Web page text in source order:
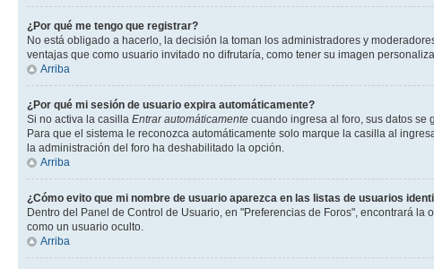
¿Por qué me tengo que registrar?
No está obligado a hacerlo, la decisión la toman los administradores y
ventajas que como usuario invitado no difrutaría, como tener su imagen
Arriba
¿Por qué mi sesión de usuario expira automáticamente?
Si no activa la casilla Entrar automáticamente cuando ingresa al foro, sus datos se
Para que el sistema le reconozca automáticamente solo marque la casilla al
la administración del foro ha deshabilitado la opción.
Arriba
¿Cómo evito que mi nombre de usuario aparezca en las listas de usuarios
Dentro del Panel de Control de Usuario, en "Preferencias de Foros", encontrará la
como un usuario oculto.
Arriba